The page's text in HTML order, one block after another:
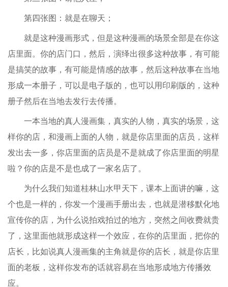
第四张图：就是在聊天；
就是这种漫画形式，但是这种漫画的场景全部是在你这
店里面。你的店门口，然后，演绎出很多这种故事，有可能
是搞笑的故事，有可能是情感的故事，然后这种故事在当地
形成一本册子，可以是电子版的，也可以用印刷版的，这种
册子然后在当地去发行去传播。
一本当地的真人漫画集，真实的人物，真实的场景，这
样你的店，和漫画上面的人物，就是你店里面的店员，这样
发出去一多，你店里面的店员是不是就成了你店里面的明星
啦？你的店是不是也成了一家名店了。
为什么我们知道桂林山水甲天下，课本上面讲的嘛，这
个也是一样的，你发一个漫画手册出去，也就是潜移默化地
宣传你的店，为什么说拍戏拍过的地方，突然之间收费就贵
了，这里面他就形成这样一个效应，在你的店里面，把你的
店长，比如说真人漫画集的主角就是你的店长，就是你店里
面的老板，这样你发布的话就容易在当地形成地方传播效
应。